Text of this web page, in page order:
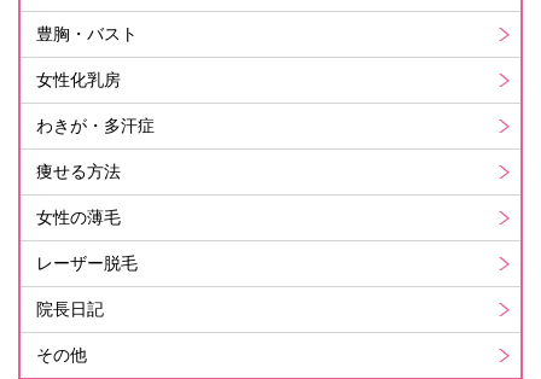
豊胸・バスト
女性化乳房
わきが・多汗症
痩せる方法
女性の薄毛
レーザー脱毛
院長日記
その他